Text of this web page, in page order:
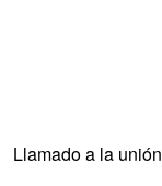
Llamado a la unión